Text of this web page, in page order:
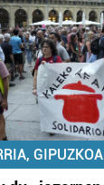
GIPUZKOA